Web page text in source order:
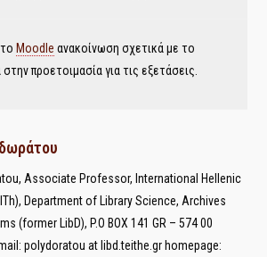
Moodle ανακοίνωση σχετικά με το
προετοιμασία για τις εξετάσεις.
Associate Professor, International Hellenic
Department of Library Science, Archives
(former LibD), P.O BOX 141 GR – 574 00
polydoratou at libd.teithe.gr homepage: